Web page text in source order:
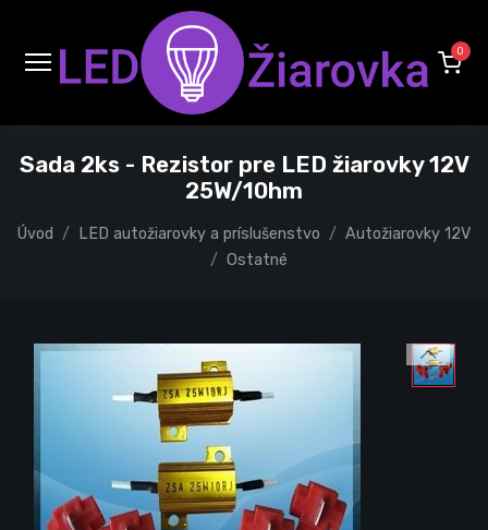
0
Sada 2ks - Rezistor pre LED žiarovky 12V
25W/10hm
Úvod LED autožiarovky a príslušenstvo
Autožiarovky 12V
Ostatné